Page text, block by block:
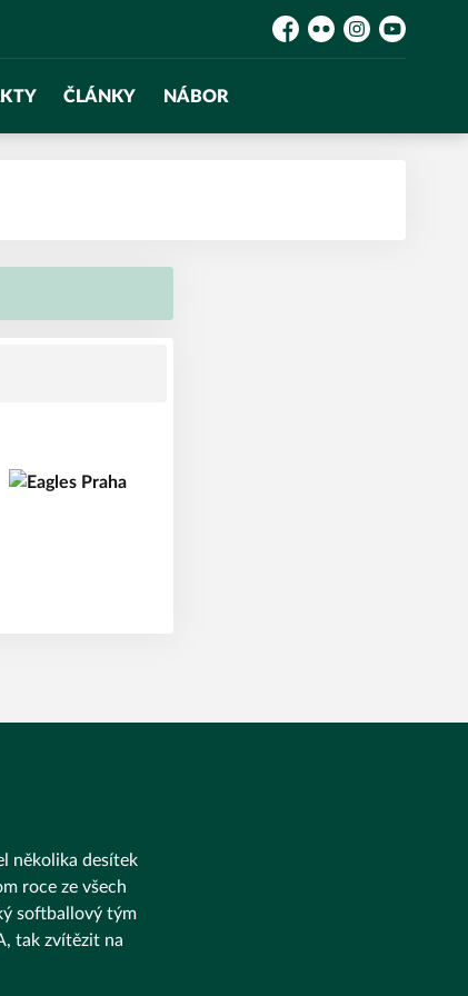
Facebook
FlickrInstagramYouTube
ČLÁNKY NÁBOR
několika desítek
roce ze všech
softballový tým
tak zvítězit na